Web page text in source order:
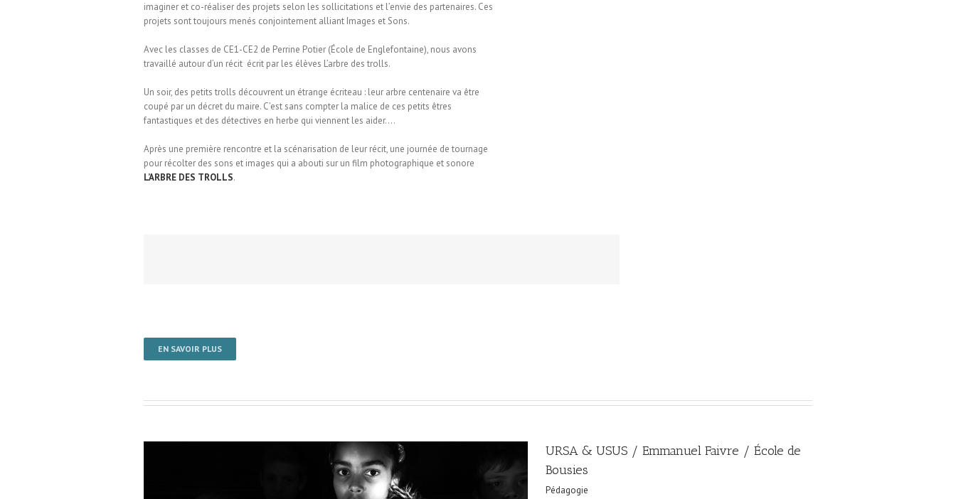
imaginer et co-réaliser des projets selon les sollicitations et l’envie des partenaires. Ces
projets sont toujours menés conjointement alliant Images et Sons.
Avec les classes de CE1-CE2 de Perrine Potier (École de Englefontaine), nous avons
travaillé autour d’un récit écrit par les élèves L’arbre des trolls.
Un soir, des petits trolls découvrent un étrange écriteau : leur arbre centenaire va être
coupé par un décret du maire. C’est sans compter la malice de ces petits êtres
fantastiques et des détectives en herbe qui viennent les aider….
Après une première rencontre et la scénarisation de leur récit, une journée de tournage
pour récolter des sons et images qui a abouti sur un film photographique et sonore
L’ARBRE DES TROLLS.
EN SAVOIR PLUS
URSA & USUS / Emmanuel Faivre / École de
Bousies
Pédagogie